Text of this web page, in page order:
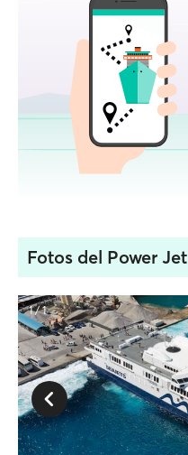
Fotos del Power Jet
1 / 1